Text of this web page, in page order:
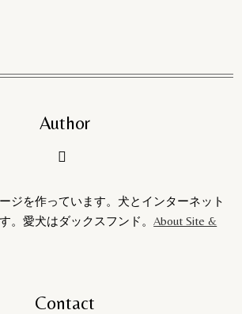
Author
ジを作っています。犬とインターネット
。愛犬はダックスフンド。About Site &
Contact